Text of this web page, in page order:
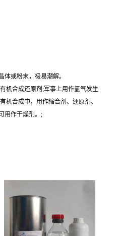
体或粉末，极易潮解。
机合成还原剂;军事上用作氢气发生
机合成中，用作缩合剂、还原剂、
用作干燥剂。;